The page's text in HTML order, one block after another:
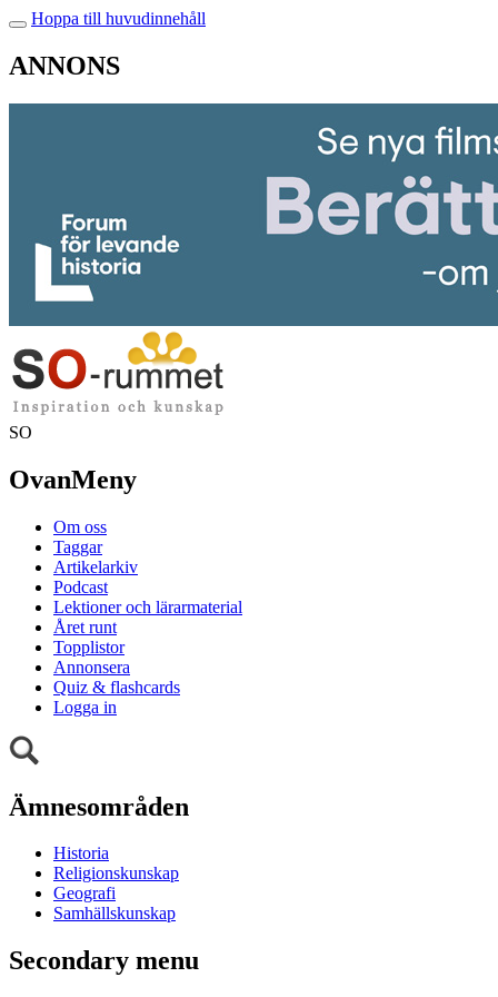
Hoppa till huvudinnehåll
ANNONS
SO
OvanMeny
Om oss
Taggar
Artikelarkiv
Podcast
Lektioner och lärarmaterial
Året runt
Topplistor
Annonsera
Quiz & flashcards
Logga in
Ämnesområden
Historia
Religionskunskap
Geografi
Samhällskunskap
Secondary menu